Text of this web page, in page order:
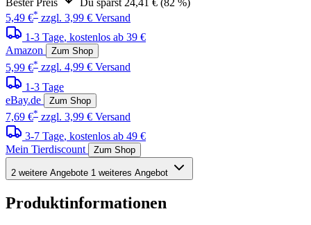
Bester Preis
Du sparst 24,41 € (82 %)
5,49 €* zzgl. 3,99 € Versand
1-3 Tage, kostenlos ab 39 €
Amazon
Zum Shop
5,99 €* zzgl. 4,99 € Versand
1-3 Tage
eBay.de
Zum Shop
7,69 €* zzgl. 3,99 € Versand
3-7 Tage, kostenlos ab 49 €
Mein Tierdiscount
Zum Shop
2 weitere Angebote 1 weiteres Angebot
Produktinformationen